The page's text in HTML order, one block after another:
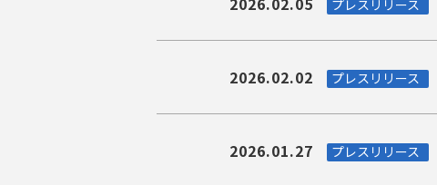
プレスリリース
2026.02.02 プレスリリース
2026.01.27 プレスリリース